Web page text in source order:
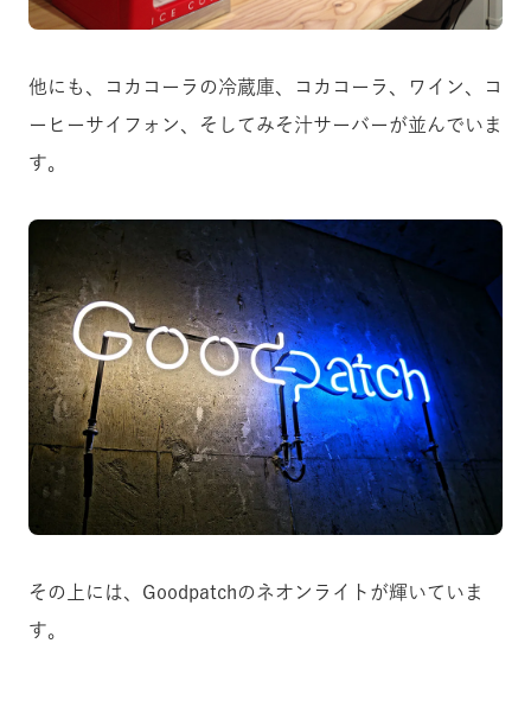
他にも、コカコーラの冷蔵庫、コカコーラ、ワイン、コ
ーヒーサイフォン、そしてみそ汁サーバーが並んでいま
す。
その上には、Goodpatchのネオンライトが輝いていま
す。